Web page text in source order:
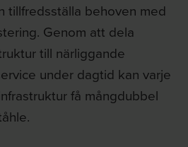
tillfredsställa behoven med
Genom att dela
till närliggande
under dagtid kan varje
få mångdubbel